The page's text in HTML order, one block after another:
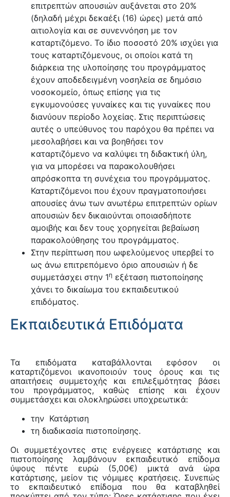
επιτρεπτών απουσιών αυξάνεται στο 20%
(δηλαδή μέχρι δεκαέξι (16) ώρες) μετά από
αιτιολογία και σε συνεννόηση με τον
καταρτιζόμενο. Το ίδιο ποσοστό 20% ισχύει για
τους καταρτιζόμενους, οι οποίοι κατά τη
διάρκεια της υλοποίησης του προγράμματος
έχουν αποδεδειγμένη νοσηλεία σε δημόσιο
νοσοκομείο, όπως επίσης για τις
εγκυμονούσες γυναίκες και τις γυναίκες που
διανύουν περίοδο λοχείας. Στις περιπτώσεις
αυτές ο υπεύθυνος του παρόχου θα πρέπει να
μεσολαβήσει και να βοηθήσει τον
καταρτιζόμενο να καλύψει τη διδακτική ύλη,
για να μπορέσει να παρακολουθήσει
απρόσκοπτα τη συνέχεια του προγράμματος.
Καταρτιζόμενοι που έχουν πραγματοποιήσει
απουσίες άνω των ανωτέρω επιτρεπτών ορίων
απουσιών δεν δικαιούνται οποιασδήποτε
αμοιβής και δεν τους χορηγείται βεβαίωση
παρακολούθησης του προγράμματος.
Στην περίπτωση που ωφελούμενος υπερβεί το
ως άνω επιτρεπόμενο όριο απουσιών ή δε
συμμετάσχει στην 1η εξέταση πιστοποίησης
χάνει το δικαίωμα του εκπαιδευτικού
επιδόματος.
Εκπαιδευτικά Επιδόματα
Τα επιδόματα καταβάλλονται εφόσον οι
καταρτιζόμενοι ικανοποιούν τους όρους και τις
απαιτήσεις συμμετοχής και επιλεξιμότητας βάσει
του προγράμματος, καθώς επίσης και έχουν
συμμετάσχει και ολοκληρώσει υποχρεωτικά:
την Κατάρτιση
τη διαδικασία πιστοποίησης.
Οι συμμετέχοντες στις ενέργειες κατάρτισης και
πιστοποίησης λαμβάνουν εκπαιδευτικό επίδομα
ύψους πέντε ευρώ (5,00€) μικτά ανά ώρα
κατάρτισης, μείον τις νόμιμες κρατήσεις. Συνεπώς
το εκπαιδευτικό επίδομα που θα καταβληθεί